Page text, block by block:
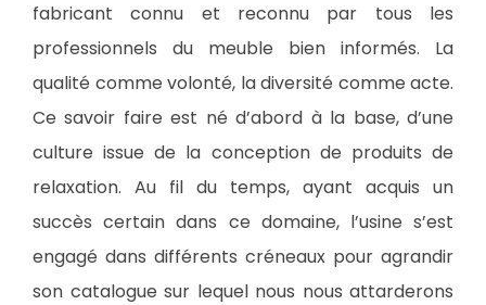
fabricant connu et reconnu par tous les
professionnels du meuble bien informés. La
qualité comme volonté, la diversité comme acte.
Ce savoir faire est né d’abord à la base, d’une
culture issue de la conception de produits de
relaxation. Au fil du temps, ayant acquis un
succès certain dans ce domaine, l’usine s’est
engagé dans différents créneaux pour agrandir
son catalogue sur lequel nous nous attarderons